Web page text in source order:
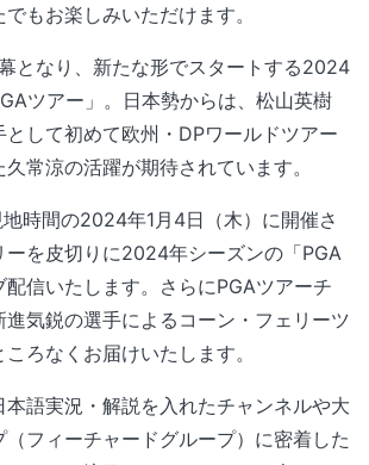
もお楽しみいただけます。
となり、新たな形でスタートする2024
ツアー」。日本勢からは、松山英樹
して初めて欧州・DPワールドツアー
常涼の活躍が期待されています。
時間の2024年1月4日（木）に開催さ
ーを皮切りに2024年シーズンの「PGA
信いたします。さらにPGAツアーチ
進気鋭の選手によるコーン・フェリーツ
ろなくお届けいたします。
本語実況・解説を入れたチャンネルや大
フィーチャードグループ）に密着した